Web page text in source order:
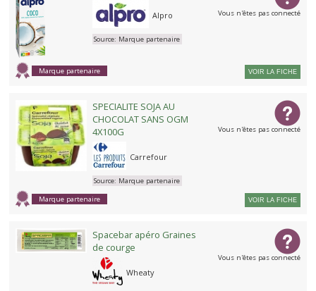
Alpro
Marque partenaire
Source: Marque partenaire
Vous n'êtes pas connecté
VOIR LA FICHE
SPECIALITE SOJA AU
CHOCOLAT SANS OGM
4X100G
Carrefour
Marque partenaire
Source: Marque partenaire
Vous n'êtes pas connecté
VOIR LA FICHE
Spacebar apéro Graines
de courge
Wheaty
Vous n'êtes pas connecté